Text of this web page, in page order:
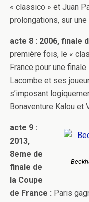
« classico » et Juan
prolongations, sur
acte 8 : 2006, finale
première fois, le «
France pour une
Lacombe et ses
s’imposant
Bonaventure Kalou et
acte 9 :
2013,
8eme de
finale de
la Coupe
de France : Paris